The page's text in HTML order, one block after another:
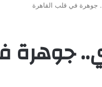
جوهرة في قلب القاهرة
جوهرة